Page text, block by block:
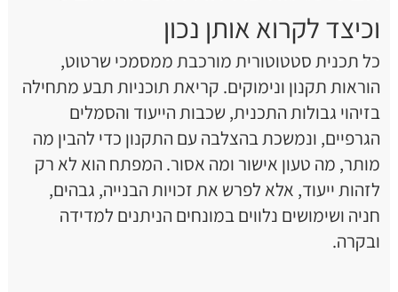
וכיצד לקרוא אותן נכון
כל תכנית סטטוטורית מורכבת ממסמכי שרטוט,
הוראות תקנון ונימוקים. קריאת תוכניות תבע מתחילה
בזיהוי גבולות התכנית, שכבות הייעוד והסמלים
הגרפיים, ונמשכת בהצלבה עם התקנון כדי להבין מה
מותר, מה טעון אישור ומה אסור. המפתח הוא לא רק
לזהות ייעוד, אלא לפרש את זכויות הבנייה, גבהים,
חניה ושימושים נלווים במונחים הניתנים למדידה
ובקרה.